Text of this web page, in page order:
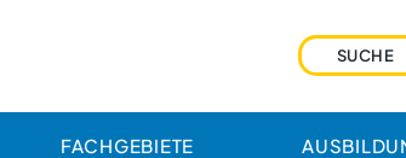
FACHGEBIETE